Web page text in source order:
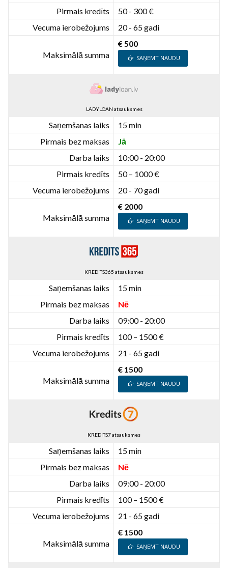
Pirmais kredīts
50 - 300 €
Vecuma ierobežojums
20 - 65 gadi
Maksimālā summa
€ 500
SAŅEMT NAUDU
LADYLOAN atsauksmes
Saņemšanas laiks
15 min
Pirmais bez maksas
Jā
Darba laiks
10:00 - 20:00
Pirmais kredīts
50 – 1000 €
Vecuma ierobežojums
20 - 70 gadi
Maksimālā summa
€ 2000
SAŅEMT NAUDU
KREDITS365 atsauksmes
Saņemšanas laiks
15 min
Pirmais bez maksas
Nē
Darba laiks
09:00 - 20:00
Pirmais kredīts
100 – 1500 €
Vecuma ierobežojums
21 - 65 gadi
Maksimālā summa
€ 1500
SAŅEMT NAUDU
KREDITS7 atsauksmes
Saņemšanas laiks
15 min
Pirmais bez maksas
Nē
Darba laiks
09:00 - 20:00
Pirmais kredīts
100 – 1500 €
Vecuma ierobežojums
21 - 65 gadi
Maksimālā summa
€ 1500
SAŅEMT NAUDU